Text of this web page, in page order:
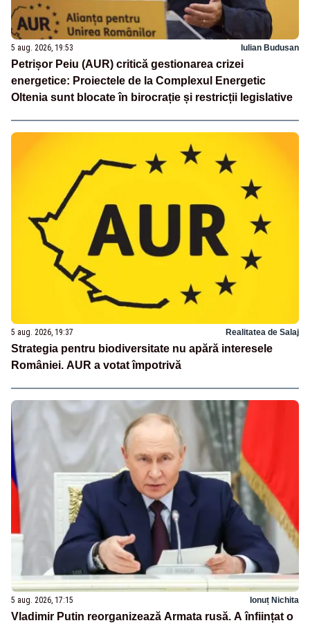
5 aug. 2026, 19:53 Iulian Budusan
Petrișor Peiu (AUR) critică gestionarea crizei
energetice: Proiectele de la Complexul Energetic
Oltenia sunt blocate în birocrație și restricții legislative
5 aug. 2026, 19:37 Realitatea de Salaj
Strategia pentru biodiversitate nu apără interesele
României. AUR a votat împotrivă
5 aug. 2026, 17:15 Ionuț Nichita
Vladimir Putin reorganizează Armata rusă. A înființat o